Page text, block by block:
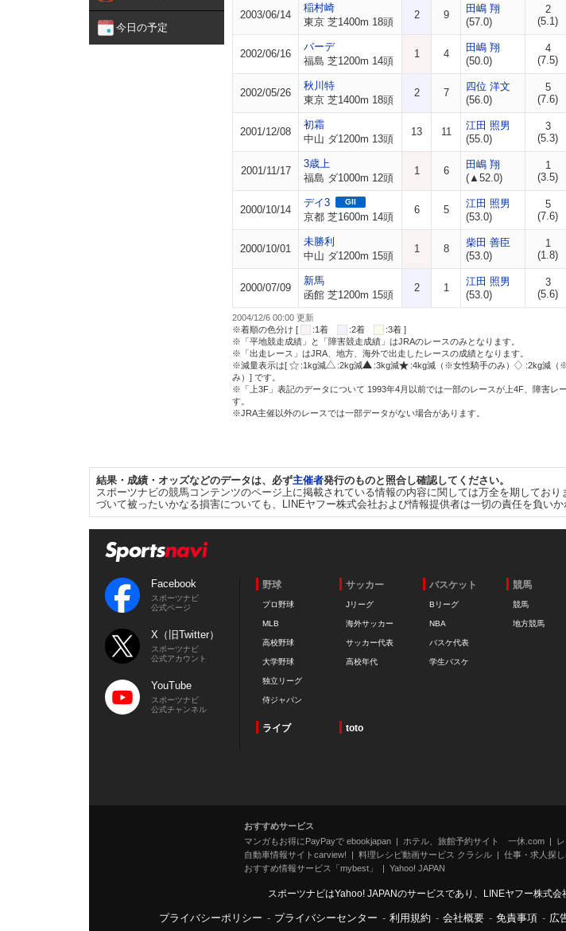
今日の予定
2003/06/14
稲村崎
東京 芝1400m 18頭
2 9
田嶋 翔
(57.0)
2
(5.1)
2002/06/16
バーデ
福島 芝1200m 14頭
1 4
田嶋 翔
(50.0)
4
(7.5)
2002/05/26
秋川特
東京 芝1400m 18頭
2 7
四位 洋文
(56.0)
5
(7.6)
2001/12/08
初霜
中山 ダ1200m 13頭
13 11
江田 照男
(55.0)
3
(5.3)
2001/11/17
3歳上
福島 ダ1000m 12頭
1 6
田嶋 翔
(▲52.0)
1
(3.5)
2000/10/14
デイ3 GII
京都 芝1600m 14頭
6 5
江田 照男
(53.0)
5
(7.6)
2000/10/01
未勝利
中山 ダ1200m 15頭
1 8
柴田 善臣
(53.0)
1
(1.8)
2000/07/09
新馬
函館 芝1200m 15頭
2 1
江田 照男
(53.0)
3
(5.6)
2004/12/6 00:00 更新
※着順の色分け [
:1着 :2着
:3着 ]
※「平地競走成績」と「障害競走成績」はJRAのレースのみとなります。
※「出走レース」はJRA、地方、海外で出走したレースの成績となります。
※減量表示は[
:1kg減 :2kg減 :3kg減 :4kg減（※女性騎手のみ）
:2kg減（
み）] です。
※「上3F」表記のデータについて 1993年4月以前では一部のレースが上4F、障害レ
す。
※JRA主催以外のレースでは一部データがない場合があります。
結果・成績・オッズなどのデータは、必ず主催者発行のものと照合し確認してください。
スポーツナビの競馬コンテンツのページ上に掲載されている情報の内容に関しては万全を期してお
づいて被ったいかなる損害についても、LINEヤフー株式会社および情報提供者は一切の責任を負いか
Facebook
スポーツナビ
公式ページ
X（旧Twitter）
スポーツナビ
公式アカウント
YouTube
スポーツナビ
公式チャンネル
野球
プロ野球
MLB
高校野球
大学野球
独立リーグ
侍ジャパン
サッカー
Jリーグ
海外サッカー
サッカー代表
高校年代
バスケット
Bリーグ
NBA
バスケ代表
学生バスケ
競馬
競馬
地方競馬
ライブ toto
おすすめサービス
マンガもお得にPayPayで ebookjapan
ホテル、旅館予約サイト 一休.com
自動車情報サイトcarview!
料理レシピ動画サービス クラシル 仕事・求人探
おすすめ情報サービス「mybest」
Yahoo! JAPAN
スポーツナビはYahoo! JAPANのサービスであり、LINEヤフー株式
プライバシーポリシー - プライバシーセンター - 利用規約 - 会社概要 - 免責事項 - 広